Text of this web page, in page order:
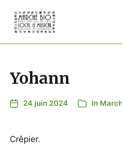
Yohann
24 juin 2024 In
Crêpier.